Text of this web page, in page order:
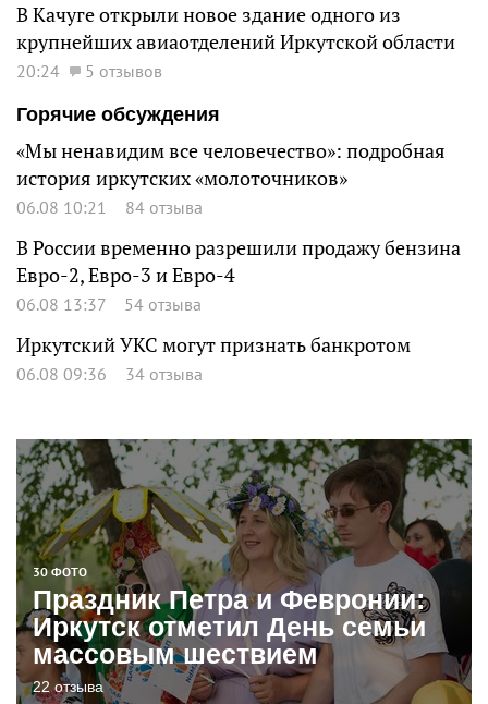
В Качуге открыли новое здание одного из
крупнейших авиаотделений Иркутской области
20:24
5 отзывов
Горячие обсуждения
«Мы ненавидим все человечество»: подробная
история иркутских «молоточников»
06.08 10:21 84 отзыва
В России временно разрешили продажу бензина
Евро-2, Евро-3 и Евро-4
06.08 13:37 54 отзыва
Иркутский УКС могут признать банкротом
06.08 09:36 34 отзыва
30 ФОТО
Праздник Петра и Февронии:
Иркутск отметил День семьи
массовым шествием
22 отзыва